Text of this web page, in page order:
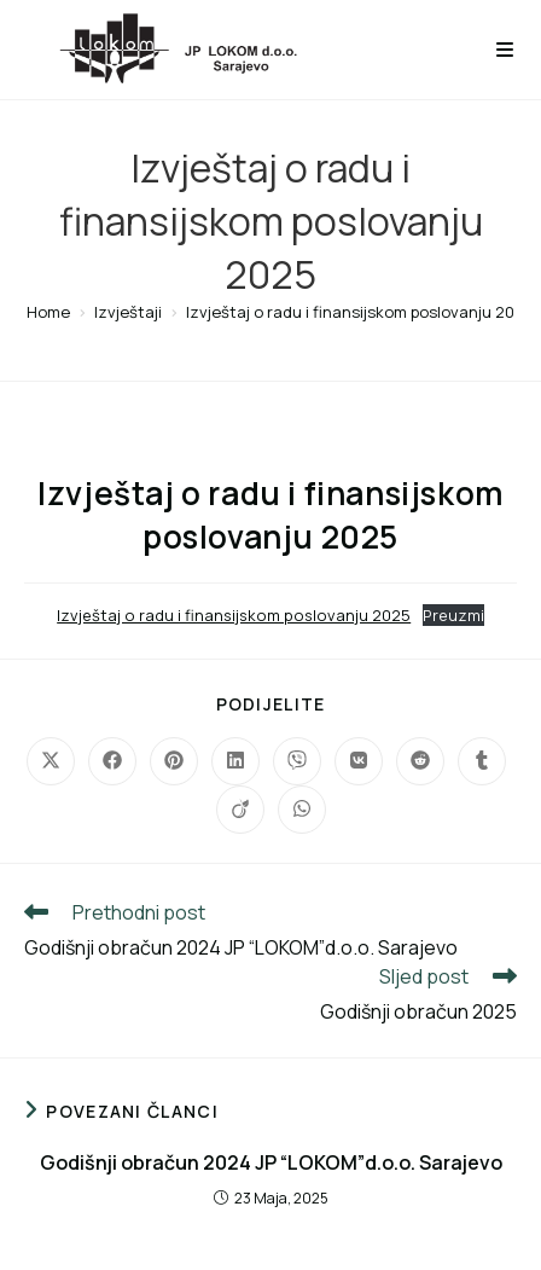
Izvještaj o radu i
finansijskom poslovanju
2025
Home > Izvještaji > Izvještaj o radu i finansijskom poslovanju 2025
Izvještaj o radu i finansijskom
poslovanju 2025
Izvještaj o radu i finansijskom poslovanju 2025 Preuzmi
PODIJELITE
Prethodni post
Godišnji obračun 2024 JP “LOKOM”d.o.o. Sarajevo
Sljed post
Godišnji obračun 2025
POVEZANI ČLANCI
Godišnji obračun 2024 JP “LOKOM”d.o.o. Sarajevo
23 Maja, 2025